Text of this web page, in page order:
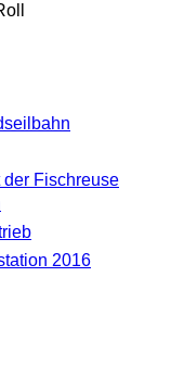
der Fischreuse
2016